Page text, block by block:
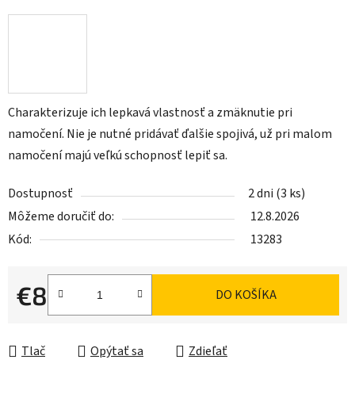
Charakterizuje ich lepkavá vlastnosť a zmäknutie pri
namočení. Nie je nutné pridávať ďalšie spojivá, už pri malom
namočení majú veľkú schopnosť lepiť sa.
Dostupnosť 2 dni (3 ks)
Môžeme doručiť do:
12.8.2026
Kód:
13283
€8
Jednotková cena:
DO KOŠÍKA
Tlač Opýtať sa Zdieľať